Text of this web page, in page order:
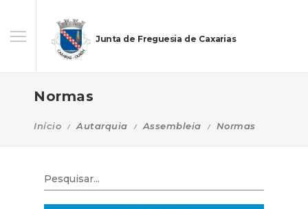
Junta de Freguesia de Caxarias
Normas
Início Autarquia Assembleia Normas